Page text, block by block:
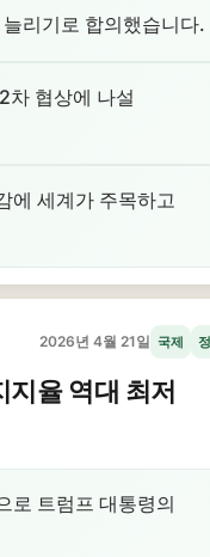
리기로 합의했습니다.
차 협상에 나설
에 세계가 주목하고
2026년 4월 21일 국제
지율 역대 최저
로 트럼프 대통령의